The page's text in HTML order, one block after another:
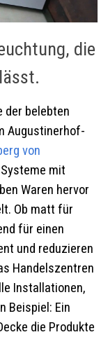
die
der belebten
Augustinerhof-
von
mit
Waren hervor
Ob matt für
für einen
und reduzieren
Handelszentren
Installationen,
Beispiel: Ein
die Produkte